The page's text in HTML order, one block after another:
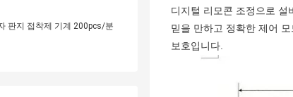
판지 접착제 기계 200pcs/분
디지털 리모콘 조정으로
믿을 만하고 정확한 제어
보호입니다.